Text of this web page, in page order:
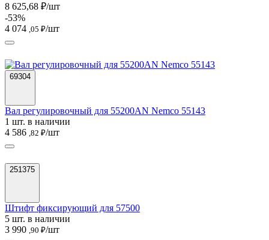
8 625,68 ₽/шт
-53%
4 074 ,05 ₽/шт
69304
Вал регулировочный для 55200AN Nemco 55143
1 шт. в наличии
4 586 ,82 ₽/шт
251375
Штифт фиксирующий для 57500
5 шт. в наличии
3 990 ,90 ₽/шт